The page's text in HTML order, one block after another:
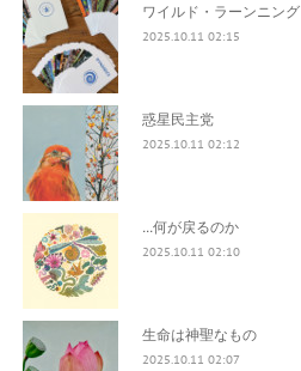
ワイルド・ラーンニング
2025.10.11 02:15
惑星民主党
2025.10.11 02:12
...何が戻るのか
2025.10.11 02:10
生命は神聖なもの
2025.10.11 02:07